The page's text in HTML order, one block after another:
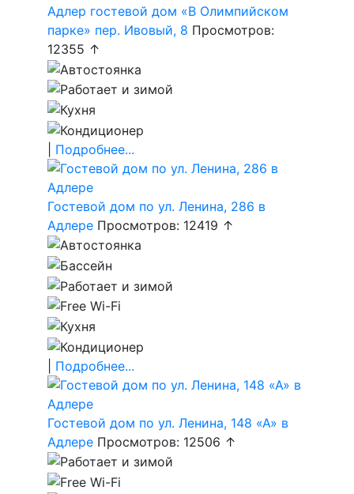
Адлер гостевой дом «В Олимпийском
парке» пер. Ивовый, 8 Просмотров:
12355 ↑
Подробнее...
Гостевой дом по ул. Ленина, 286 в
Адлере Просмотров: 12419 ↑
Подробнее...
Гостевой дом по ул. Ленина, 148 «А» в
Адлере Просмотров: 12506 ↑